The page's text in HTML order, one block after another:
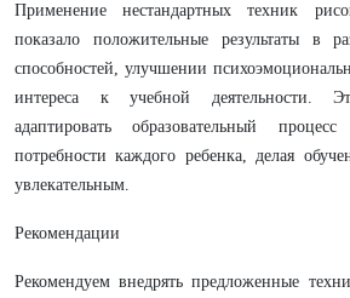
Применение нестандартных техник
показало положительные результаты в
способностей, улучшении
интереса к учебной деятельности.
адаптировать образовательный
потребности каждого ребенка, делая
увлекательным.
Рекомендации
Рекомендуем внедрять предложенные